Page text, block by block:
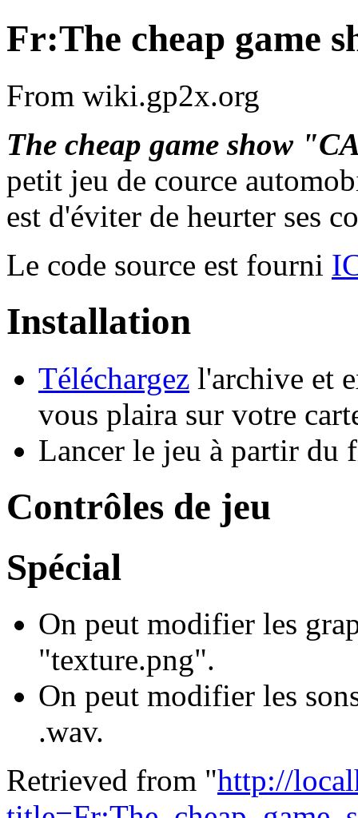
Fr:The cheap game
From wiki.gp2x.org
The cheap game show
petit jeu de cource
est d'éviter de heurter ses
Le code source est fourni
Installation
Téléchargez l'archive et
vous plaira sur votre
Lancer le jeu à partir du
Contrôles de jeu
Spécial
On peut modifier les
"texture.png".
On peut modifier les
.wav.
Retrieved from "http://